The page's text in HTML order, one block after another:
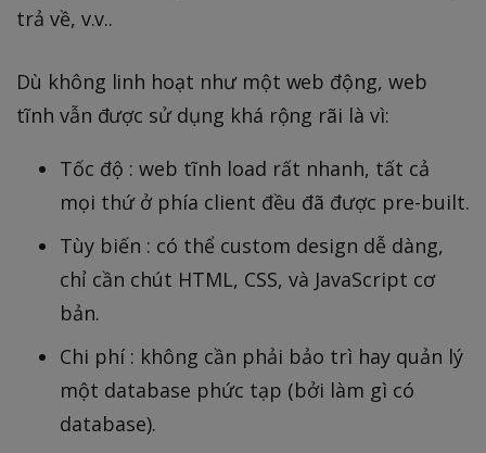
trả về, v.v..
Dù không linh hoạt như một web động, web
tĩnh vẫn được sử dụng khá rộng rãi là vì:
Tốc độ : web tĩnh load rất nhanh, tất cả
mọi thứ ở phía client đều đã được pre-built.
Tùy biến : có thể custom design dễ dàng,
chỉ cần chút HTML, CSS, và JavaScript cơ
bản.
Chi phí : không cần phải bảo trì hay quản lý
một database phức tạp (bởi làm gì có
database).